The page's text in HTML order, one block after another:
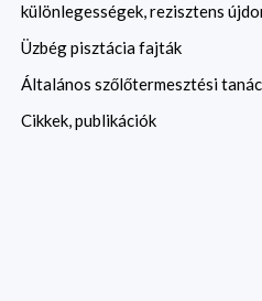
különlegességek, rezisztens
Üzbég pisztácia fajták
Általános szőlőtermesztési
Cikkek, publikációk